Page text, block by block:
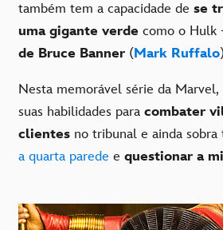
também tem a capacidade de se
uma gigante verde como o Hulk
de Bruce Banner (Mark Ruffalo
Nesta memorável série da Marvel,
suas habilidades para combater
clientes no tribunal e ainda sobra
a quarta parede e questionar a